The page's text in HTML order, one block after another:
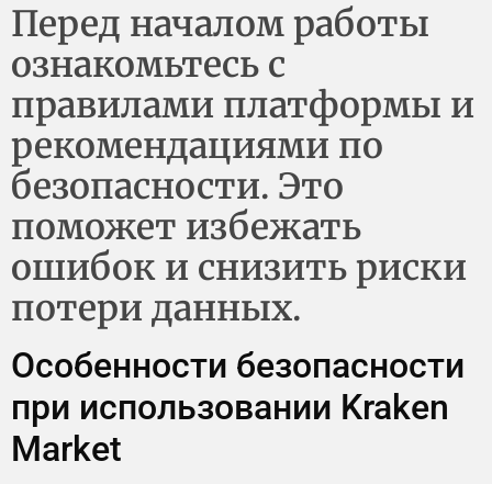
Перед началом работы
ознакомьтесь с
правилами платформы и
рекомендациями по
безопасности. Это
поможет избежать
ошибок и снизить риски
потери данных.
Особенности безопасности
при использовании Kraken
Market